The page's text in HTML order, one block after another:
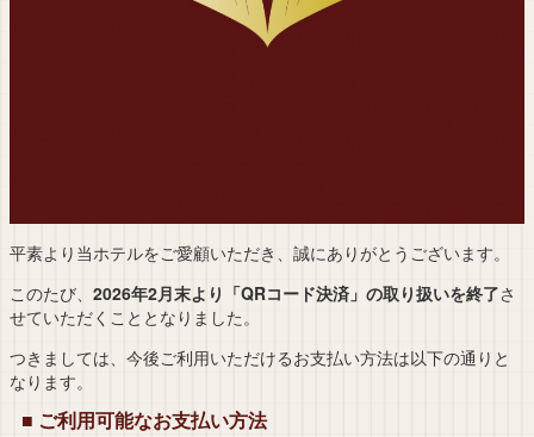
平素より当ホテルをご愛顧いただき、誠にありがとうございます。
このたび、 2026年2月末より「QRコード決済」の取り扱いを終了さ
せていただくこととなりました。
つきましては、今後ご利用いただけるお支払い方法は以下の通りと
なります。
■ ご利用可能なお支払い方法